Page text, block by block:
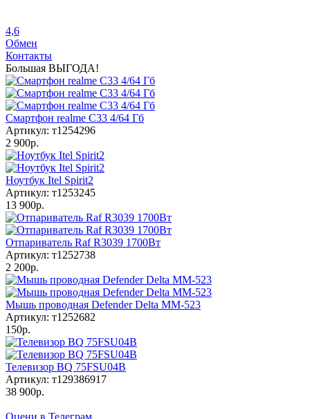
4,6
Обмен
Контакты
Большая ВЫГОДА!
Смартфон realme C33 4/64 Гб
Артикул: т1254296
2 900р.
Ноутбук Itel Spirit2
Артикул: т1253245
13 900р.
Отпариватель Raf R3039 1700Вт
Артикул: т1252738
2 200р.
Мышь проводная Defender Delta MM-523
Артикул: т1252682
150р.
Телевизор BQ 75FSU04B
Артикул: т129386917
38 900р.
Оцени в Телеграм